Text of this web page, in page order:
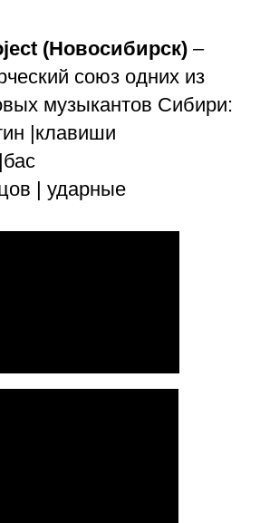
(Новосибирск) –
союз одних из
музыкантов Сибири:
|клавиши
| ударные